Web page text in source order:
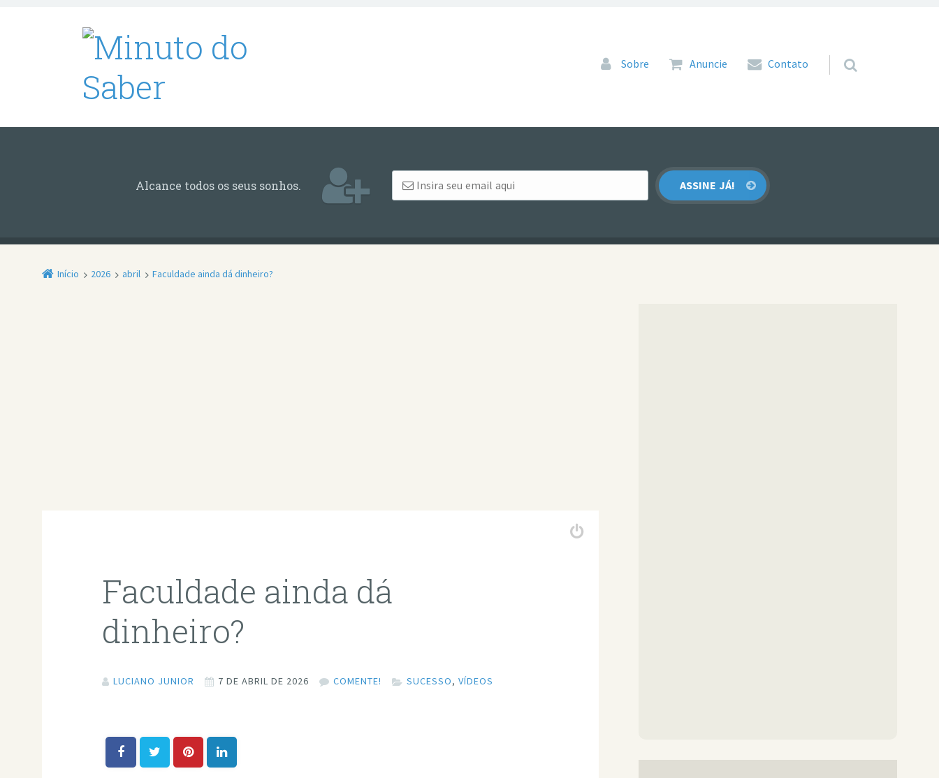
Pular para o conteúdo
Sobre Anuncie Contato
Alcance todos os seus sonhos.
Início 2026 abril Faculdade ainda dá dinheiro?
Faculdade ainda dá
dinheiro?
LUCIANO JUNIOR 7 DE ABRIL DE 2026 COMENTE! SUCESSO,VÍDEOS